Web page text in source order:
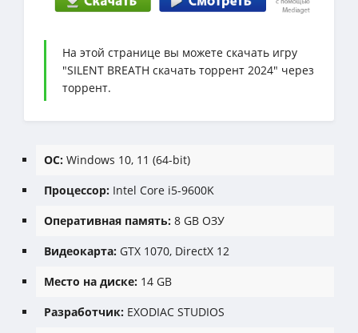
На этой странице вы можете скачать игру
"SILENT BREATH скачать торрент 2024" через
торрент.
ОС: Windows 10, 11 (64-bit)
Процессор: Intel Core i5-9600K
Оперативная память: 8 GB ОЗУ
Видеокарта: GTX 1070, DirectX 12
Место на диске: 14 GB
Разработчик: EXODIAC STUDIOS